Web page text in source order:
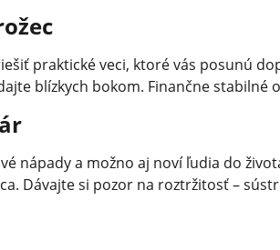
praktické veci, ktoré vás posunú
blízkych bokom. Finančne stabilné
nápady a možno aj noví ľudia do
Dávajte si pozor na roztržitosť –